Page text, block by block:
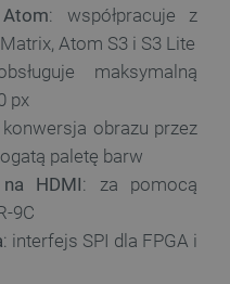
: współpracuje z
Atom S3 i S3 Lite
maksymalną
px
konwersja obrazu przez
paletę barw
HDMI: za pomocą
9C
: interfejs SPI dla FPGA i